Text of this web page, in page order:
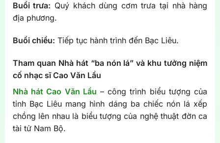
Buổi trưa: Quý khách dùng cơm trưa tại nhà hàng
địa phương.
Buổi chiều: Tiếp tục hành trình đến Bạc Liêu.
Tham quan Nhà hát “ba nón lá” và khu tưởng niệm
cố nhạc sĩ Cao Văn Lầu
Nhà hát Cao Văn Lầu – công trình biểu tượng của
tỉnh Bạc Liêu mang hình dáng ba chiếc nón lá xếp
chồng lên nhau là biểu tượng của nghệ thuật đờn ca
tài tử Nam Bộ.